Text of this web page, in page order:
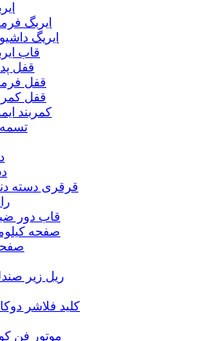
ایربگ
ایریگ
قاب
قفل
قفل
قفل
کمربند
تسمه
قرقری دسته
قاب دور
صفحه
ریل زیر
کلید فلاشر
موتور فن